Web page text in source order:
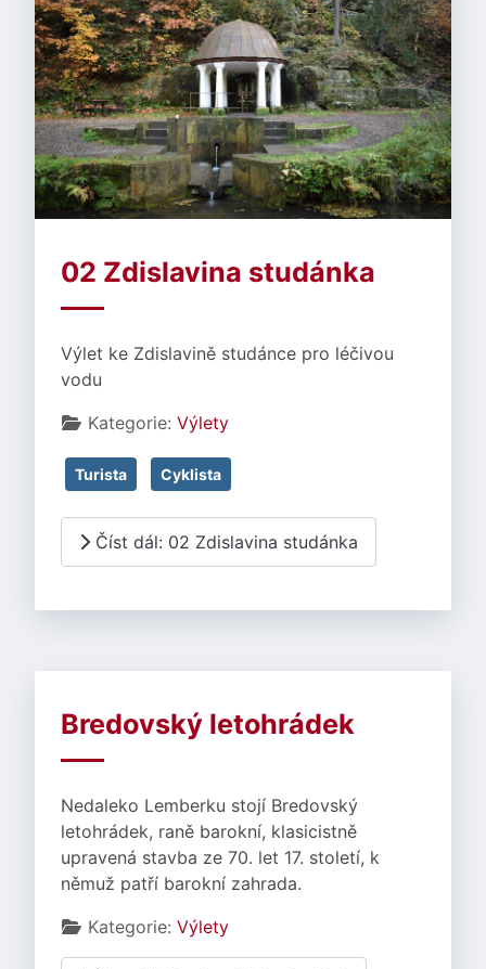
02 Zdislavina studánka
Výlet ke Zdislavině studánce pro léčivou
vodu
Základní údaje
Kategorie: Výlety
Turista Cyklista
Číst dál: 02 Zdislavina studánka
Bredovský letohrádek
Nedaleko Lemberku stojí Bredovský
letohrádek, raně barokní, klasicistně
upravená stavba ze 70. let 17. století, k
němuž patří barokní zahrada.
Základní údaje
Kategorie: Výlety